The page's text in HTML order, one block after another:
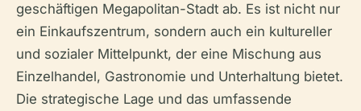
geschäftigen Megapolitan-Stadt ab. Es ist nicht nur
ein Einkaufszentrum, sondern auch ein kultureller
und sozialer Mittelpunkt, der eine Mischung aus
Einzelhandel, Gastronomie und Unterhaltung bietet.
Die strategische Lage und das umfassende